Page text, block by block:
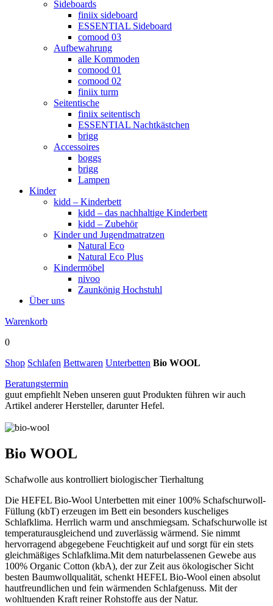
Sideboards
finiix sideboard
ESSENTIAL Sideboard
comood 03
Aufbewahrung
alle Kommoden
comood 01
comood 02
finiix turm
Seitentische
finiix seitentisch
ESSENTIAL Nachtkästchen
brigg
Accessoires
boggs
brigg
Lampen
Kinder
kidd – Kinderbett
kidd – das nachhaltige Kinderbett
kidd – Zubehör
Kinder und Jugendmatratzen
Natural Eco
Natural Eco Plus
Kindermöbel
nivoo
Zaunkönig Hochstuhl
Über uns
Warenkorb
0
Shop Schlafen Bettwaren Unterbetten Bio WOOL
Beratungstermin
guut empfiehlt Neben unseren guut Produkten führen wir auch
Artikel anderer Hersteller, darunter Hefel.
Bio WOOL
Schafwolle aus kontrolliert biologischer Tierhaltung
Die HEFEL Bio-Wool Unterbetten mit einer 100% Schafschurwoll-
Füllung (kbT) erzeugen im Bett ein besonders kuscheliges
Schlafklima. Herrlich warm und anschmiegsam. Schafschurwolle ist
temperaturausgleichend und zuverlässig wärmend. Sie nimmt
hervorragend abgegebene Feuchtigkeit auf und sorgt für ein stets
gleichmäßiges Schlafklima.Mit dem naturbelassenen Gewebe aus
100% Organic Cotton (kbA), der zur Zeit aus ökologischer Sicht
besten Baumwollqualität, schenkt HEFEL Bio-Wool einen absolut
hautfreundlichen und fein wärmenden Schlafgenuss. Mit der
wohltuenden Kraft reiner Rohstoffe aus der Natur.